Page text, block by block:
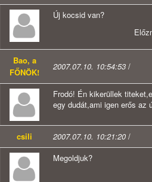
Új kocsid van?
Bao, a
FŐNÖK!
2007.07.10. 10:54:53 /
Frodó! Én kikerüllek
egy dudát,ami igen erős az
csili 2007.07.10. 10:21:20 /
Megoldjuk?